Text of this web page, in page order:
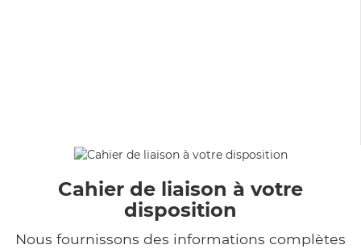
Cahier de liaison à votre
disposition
Nous fournissons des informations complètes